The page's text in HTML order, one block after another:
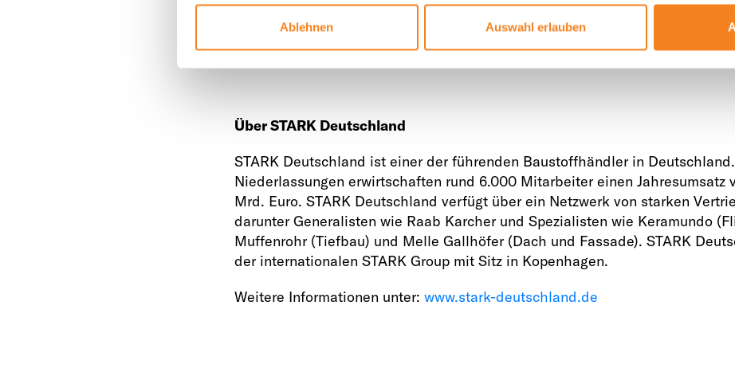
Ablehnen Auswahl erlauben
Auszubildenden-Bewerbungen für 2024 ist im Vergleich zum Vorjahr um 25
gestiegen.
Über STARK Deutschland
STARK Deutschland ist einer der führenden Baustoffhändler in
Niederlassungen erwirtschaften rund 6.000 Mitarbeiter einen Jahresumsatz
Mrd. Euro. STARK Deutschland verfügt über ein Netzwerk von starken
darunter Generalisten wie Raab Karcher und Spezialisten wie Keramundo
Muffenrohr (Tiefbau) und Melle Gallhöfer (Dach und Fassade). STARK
der internationalen STARK Group mit Sitz in Kopenhagen.
Weitere Informationen unter: www.stark-deutschland.de